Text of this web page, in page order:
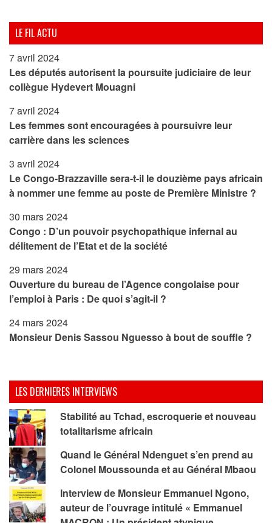
LE FIL ACTU
7 avril 2024
Les députés autorisent la poursuite judiciaire de leur
collègue Hydevert Mouagni
7 avril 2024
Les femmes sont encouragées à poursuivre leur
carrière dans les sciences
3 avril 2024
Le Congo-Brazzaville sera-t-il le douzième pays africain
à nommer une femme au poste de Première Ministre ?
30 mars 2024
Congo : D’un pouvoir psychopathique infernal au
délitement de l’Etat et de la société
29 mars 2024
Ouverture du bureau de l’Agence congolaise pour
l’emploi à Paris : De quoi s’agit-il ?
24 mars 2024
Monsieur Denis Sassou Nguesso à bout de souffle ?
LES DERNIERES INTERVIEWS
Stabilité au Tchad, escroquerie et nouveau
totalitarisme africain
Quand le Général Ndenguet s’en prend au
Colonel Moussounda et au Général Mbaou
Interview de Monsieur Emmanuel Ngono,
auteur de l’ouvrage intitulé « Emmanuel